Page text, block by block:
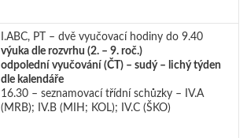
I.ABC, PT – dvě vyučovací hodiny do 9.40
výuka dle rozvrhu (2. – 9. roč.)
odpolední vyučování (ČT) – sudý – lichý týden
dle kalendáře
16.30 – seznamovací třídní schůzky – IV.A
(MRB); IV.B (MIH; KOL); IV.C (ŠKO)